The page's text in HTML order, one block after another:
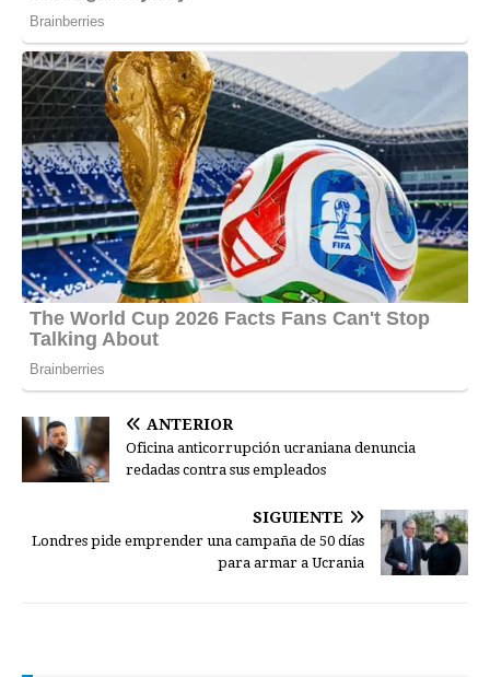
ANTERIOR
Oficina anticorrupción ucraniana denuncia
redadas contra sus empleados
SIGUIENTE
Londres pide emprender una campaña de 50 días
para armar a Ucrania